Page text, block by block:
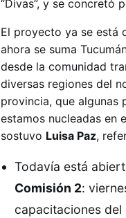
“Divas”, y se concretó
El proyecto ya se está
ahora se suma
desde la comunidad
diversas regiones del
provincia, que algunas
estamos nucleadas en
sostuvo Luisa Paz,
Todavía está
Comisión 2:
capacitaciones del